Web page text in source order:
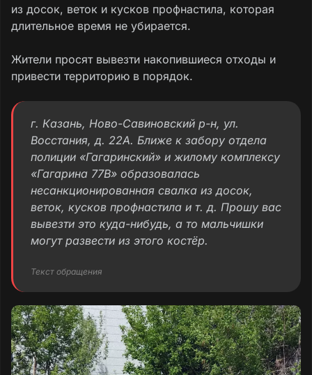
из досок, веток и кусков профнастила, которая
длительное время не убирается.
Жители просят вывезти накопившиеся отходы и
привести территорию в порядок.
г. Казань, Ново-Савиновский р-н, ул.
Восстания, д. 22А. Ближе к забору отдела
полиции «Гагаринский» и жилому комплексу
«Гагарина 77В» образовалась
несанкционированная свалка из досок,
веток, кусков профнастила и т. д. Прошу вас
вывезти это куда-нибудь, а то мальчишки
могут развести из этого костёр.
Текст обращения